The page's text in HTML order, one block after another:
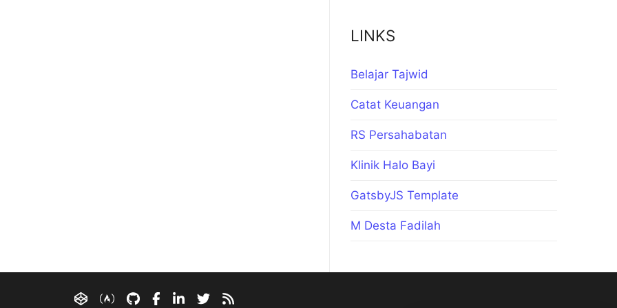
LINKS
Belajar Tajwid
Catat Keuangan
RS Persahabatan
Klinik Halo Bayi
GatsbyJS Template
M Desta Fadilah